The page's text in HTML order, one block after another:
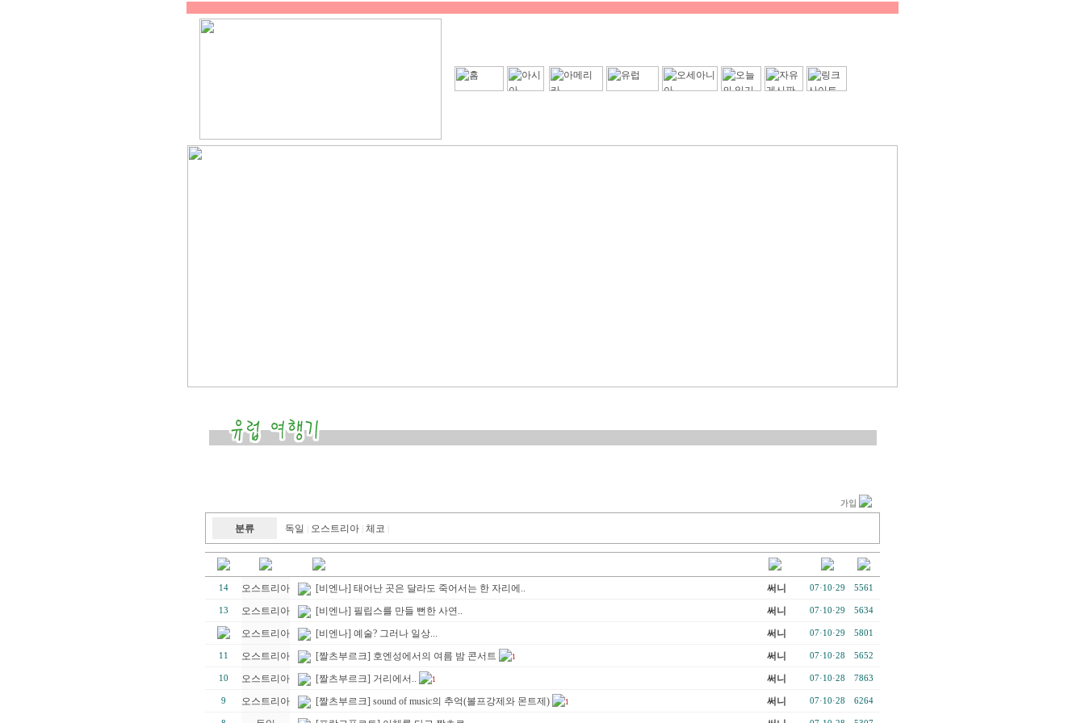
분류 독일 오스트리아 체코
14 오스트리아 [비엔나] 태어난 곳은 달라도 죽어서는 한 자리에.. 써니 07·10·29 5561
13 오스트리아 [비엔나] 필립스를 만들 뻔한 사연.. 써니 07·10·29 5634
오스트리아 [비엔나] 예술? 그러나 일상... 써니 07·10·29 5801
11 오스트리아 [짤츠부르크] 호엔성에서의 여름 밤 콘서트 1 써니 07·10·28 5652
10 오스트리아 [짤츠부르크] 거리에서.. 1 써니 07·10·28 7863
9 오스트리아 [짤츠부르크] sound of music의 추억(볼프강제와 몬트제) 1 써니 07·10·28 6264